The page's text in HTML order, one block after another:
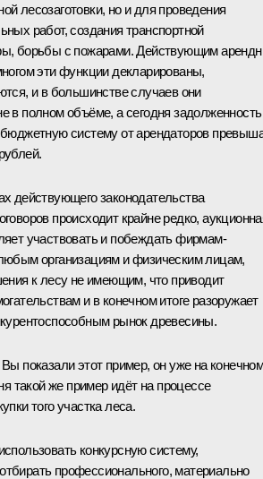
лесозаготовки, но и для проведения
работ, создания транспортной
борьбы с пожарами. Действующим
эти функции декларированы,
и в большинстве случаев они
в полном объёме, а сегодня задолженность
систему от арендаторов
действующего законодательства
происходит крайне редко,
участвовать и побеждать фирмам-
организациям и физическим лицам,
к лесу не имеющим, что приводит
и в конечном итоге разоружает
рынок древесины.
показали этот пример, он уже на
такой же пример идёт на процессе
того участка леса.
конкурсную систему,
профессионального, материально